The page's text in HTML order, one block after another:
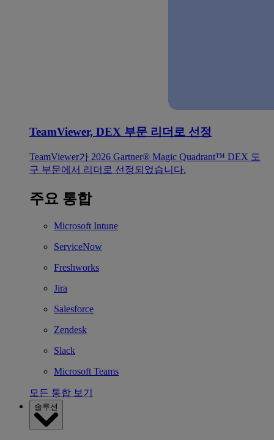
TeamViewer, DEX 부문 리더로 선정
TeamViewer가 2026 Gartner® Magic Quadrant™ DEX 도
구 부문에서 리더로 선정되었습니다.
주요 통합
Microsoft Intune
ServiceNow
Freshworks
Jira
Salesforce
Zendesk
Slack
Microsoft Teams
모든 통합 보기
솔루션